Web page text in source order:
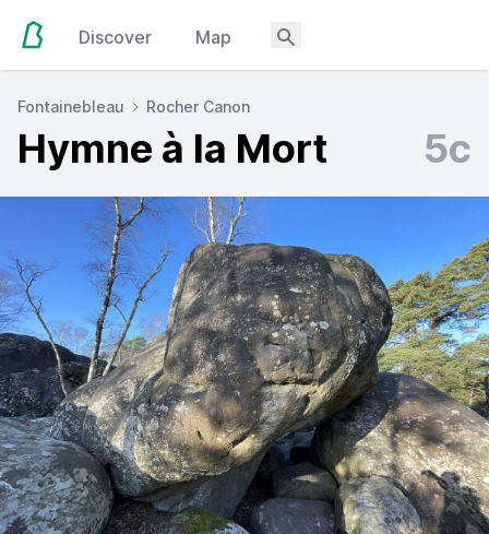
Discover Map
Fontainebleau Rocher Canon
Hymne à la Mort 5c